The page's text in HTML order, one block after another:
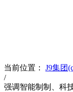
当前位置： J9集团
/
强调智能制制、科